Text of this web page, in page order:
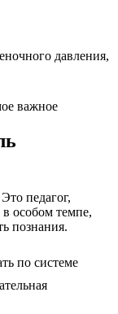
давления,
важное
педагог,
особом темпе,
познания.
по системе